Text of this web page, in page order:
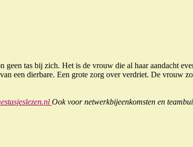
tas bij zich. Het is de vrouw die al haar aandacht
een dierbare. Een grote zorg over verdriet. De vrouw
Ook voor netwerkbijeenkomsten en